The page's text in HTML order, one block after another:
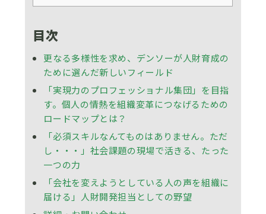
目次
更なる多様性を求め、デンソーが人財育成の
ために選んだ新しいフィールド
「実現力のプロフェッショナル集団」を目指
す。個人の情熱を組織変革につなげるための
ロードマップとは？
「必須スキルなんてものはありません。ただ
し・・・」社会課題の現場で活きる、たった
一つの力
「会社を変えようとしている人の声を組織に
届ける」人財開発担当としての野望